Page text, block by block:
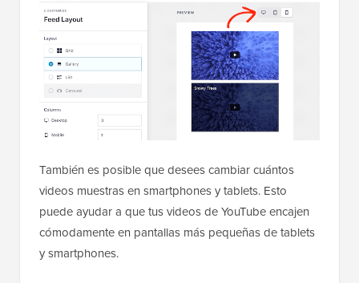
También es posible que desees cambiar cuántos
videos muestras en smartphones y tablets. Esto
puede ayudar a que tus videos de YouTube encajen
cómodamente en pantallas más pequeñas de tablets
y smartphones.